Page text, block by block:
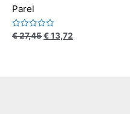
Parel
Waardering
€27,45€13,72